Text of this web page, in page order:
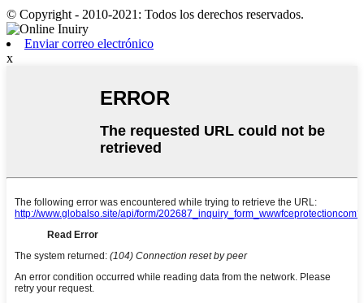
© Copyright - 2010-2021: Todos los derechos reservados.
Enviar correo electrónico
x